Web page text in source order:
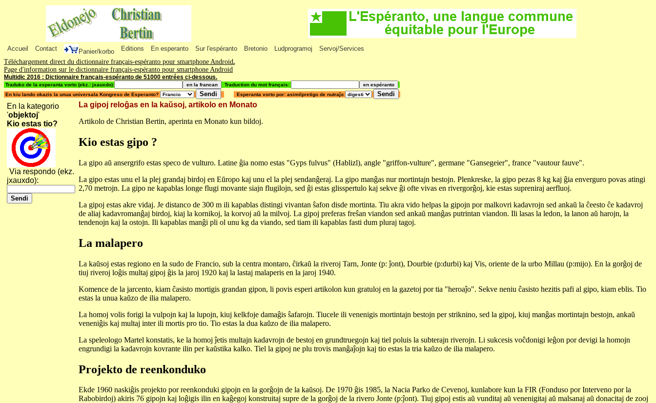
Accueil Contact Panier/korbo Editions En esperanto Sur l'espéranto Bretonio Ludprogramoj
Servoj/Services
Téléchargement direct du dictionnaire français-espéranto pour smartphone Android.
Page d'information sur le dictionnaire français-espéranto pour smartphone Android
Multidic 2016 : Dictionnaire français-espéranto de 51000 entrées ci-dessous.
Traduko de la esperanta vorto (ekz.: jxauxdo):
Traduction du mot français:
En kiu lando okazis la unua universala Kongreso de Esperanto?
Esperanta vorto por: asimilpretigo de nutraĵo
En la kategorio
'objektoj'
Kio estas tio?
Via respondo (ekz.
jxauxdo):
La gipoj reloĝas en la kaŭsoj, artikolo en Monato
Artikolo de Christian Bertin, aperinta en Monato kun bildoj.
Kio estas gipo ?
La gipo aŭ ansergrifo estas speco de vulturo. Latine ĝia nomo estas "Gyps fulvus" (Hablizl), angle "griffon-vulture", germane "Gansegeier", france "vautour fauve".
La gipo estas unu el la plej grandaj birdoj en Eŭropo kaj unu el la plej sendanĝeraj. La gipo manĝas nur mortintajn bestojn. Plenkreske, la gipo pezas 8 kg kaj ĝia enverguro povas atingi
2,70 metrojn. La gipo ne kapablas longe flugi movante siajn flugilojn, sed ĝi estas glisspertulo kaj sekve ĝi ofte vivas en rivergorĝoj, kie estas supreniraj aerfluoj.
La gipoj estas akre vidaj. Je distanco de 300 m ili kapablas distingi vivantan ŝafon disde mortinta. Tiu akra vido helpas la gipojn por malkovri kadavrojn sed ankaŭ la ĉeesto ĉe kadavroj
de aliaj kadavromanĝaj birdoj, kiaj la kornikoj, la korvoj aŭ la milvoj. La gipoj preferas freŝan viandon sed ankaŭ manĝas putrintan viandon. Ili lasas la ledon, la lanon aŭ harojn, la
tendenojn kaj la ostojn. Ili kapablas manĝi pli ol unu kg da viando, sed tiam ili kapablas fasti dum pluraj tagoj.
La malapero
La kaŭsoj estas regiono en la sudo de Francio, sub la centra montaro, ĉirkaŭ la riveroj Tarn, Jonte (p: ĵont), Dourbie (p:durbi) kaj Vis, oriente de la urbo Millau (p:mijo). En la gorĝoj de
tiuj riveroj loĝis multaj gipoj ĝis la jaroj 1920 kaj la lastaj malaperis en la jaroj 1940.
Komence de la jarcento, kiam ĉasisto mortigis grandan gipon, li povis esperi artikolon kun gratuloj en la gazetoj por tia "heroaĵo". Sekve neniu ĉasisto hezitis pafi al gipo, kiam eblis. Tio
estas la unua kaŭzo de ilia malapero.
La homoj volis forigi la vulpojn kaj la lupojn, kiuj kelkfoje damaĝis ŝafarojn. Tiucele ili venenigis mortintajn bestojn per striknino, sed la gipoj, kiuj manĝas mortintajn bestojn, ankaŭ
veneniĝis kaj multaj inter ili mortis pro tio. Tio estas la dua kaŭzo de ilia malapero.
La speleologo Martel konstatis, ke la homoj ĵetis multajn kadavrojn de bestoj en grundtruegojn kaj tiel poluis la subterajn riverojn. Li sukcesis voĉdonigi leĝon por devigi la homojn
engrundigi la kadavrojn kovrante ilin per kaŭstika kalko. Tiel la gipoj ne plu trovis manĝaĵojn kaj tio estas la tria kaŭzo de ilia malapero.
Projekto de reenkonduko
Ekde 1960 naskiĝis projekto por reenkonduki gipojn en la gorĝojn de la kaŭsoj. De 1970 ĝis 1985, la Nacia Parko de Cevenoj, kunlabore kun la FIR (Fonduso por Interveno por la
Rabobirdoj) akiris 76 gipojn kaj loĝigis ilin en kaĝegoj konstruitaj supre de la gorĝoj de la rivero Jonte (p:ĵont). Tiuj gipoj estis aŭ vunditaj aŭ venenigitaj aŭ malsanaj aŭ donacitaj de zooj